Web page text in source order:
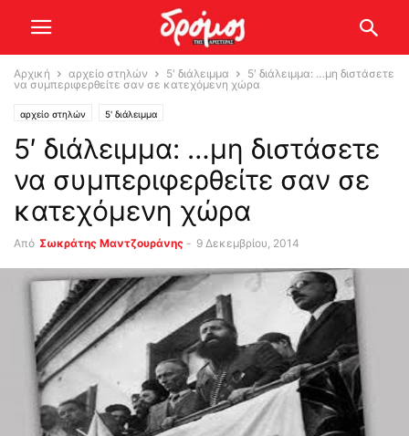
Αρχική αρχείο στηλών 5' διάλειμμα
5′ διάλειμμα: …μη διστάσετε
να συμπεριφερθείτε σαν σε κατεχόμενη χώρα
αρχείο στηλών 5' διάλειμμα
5′ διάλειμμα: …μη διστάσετε
να συμπεριφερθείτε σαν σε
κατεχόμενη χώρα
Από Σωκράτης Μαντζουράνης - 9 Δεκεμβρίου, 2014